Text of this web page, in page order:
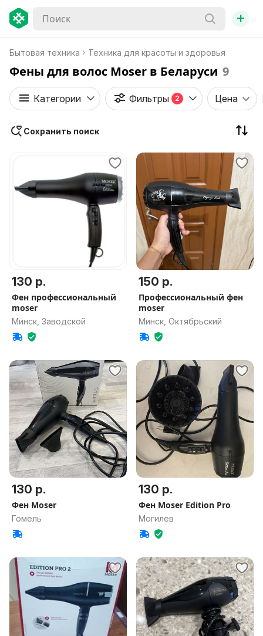
+
Бытовая техника Техника для красоты и здоровья
Фены для волос Moser в Беларуси 9
Категории Фильтры 2 Цена
Сохранить поиск
130 р.
Фен профессиональный
moser
Минск, Заводской
150 р.
Профессиональный фен
moser
Минск, Октябрьский
130 р.
Фен Moser
Гомель
130 р.
Фен Moser Edition Pro
Могилев